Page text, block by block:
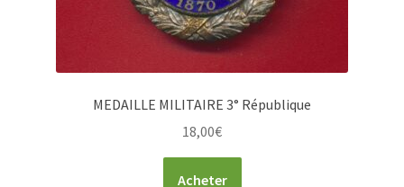
MEDAILLE MILITAIRE 3° République
18,00€
Acheter